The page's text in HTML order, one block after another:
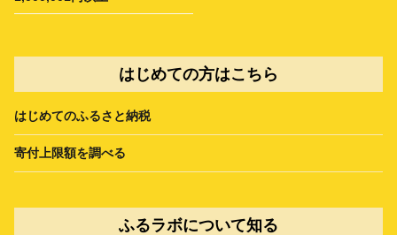
はじめての方はこちら
はじめてのふるさと納税
寄付上限額を調べる
ふるラボについて知る